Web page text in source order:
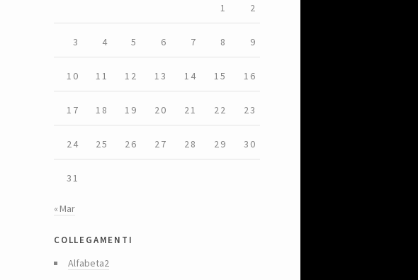
1 2
3 4 5 6 7 8 9
10 11 12 13 14 15 16
17 18 19 20 21 22 23
24 25 26 27 28 29 30
31
« Mar
collegamenti
Alfabeta2